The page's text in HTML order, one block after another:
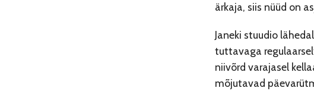
ärkaja, siis nüüd on
Janeki stuudio
tuttavaga
niivõrd varajasel
mõjutavad